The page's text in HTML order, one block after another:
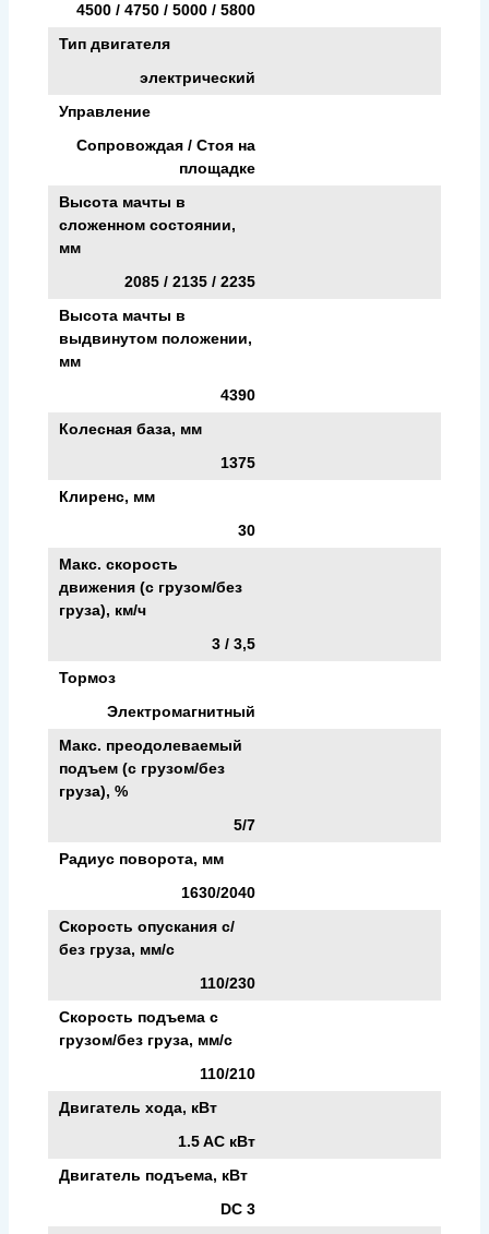
4500 / 4750 / 5000 / 5800
Тип двигателя
электрический
Управление
Сопровождая / Стоя на
площадке
Высота мачты в
сложенном состоянии,
мм
2085 / 2135 / 2235
Высота мачты в
выдвинутом положении,
мм
4390
Колесная база, мм
1375
Клиренс, мм
30
Макс. скорость
движения (с грузом/без
груза), км/ч
3 / 3,5
Тормоз
Электромагнитный
Макс. преодолеваемый
подъем (с грузом/без
груза), %
5/7
Радиус поворота, мм
1630/2040
Скорость опускания c/
без груза, мм/с
110/230
Скорость подъема с
грузом/без груза, мм/с
110/210
Двигатель хода, кВт
1.5 AC кВт
Двигатель подъема, кВт
DC 3